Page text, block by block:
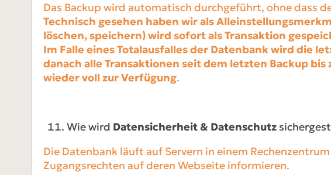
Das Backup wird automatisch durchgeführt, ohne dass
Technisch gesehen haben wir als
löschen, speichern) wird sofort als Transaktion
Im Falle eines Totalausfalles der Datenbank wird die
danach alle Transaktionen seit dem letzten Backup bis
wieder voll zur Verfügung.
Wie wird Datensicherheit & Datenschutz
Die Datenbank läuft auf Servern in einem
Zugangsrechten auf deren Webseite informieren.